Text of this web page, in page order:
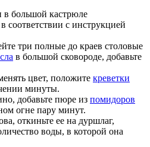
в большой кастрюле
соответствии с инструкцией
три полные до краев столовые
в большой сковороде, добавьте
цвет, положите креветки
минуты.
добавьте пюре из помидоров
огне пару минут.
откиньте ее на дуршлаг,
воды, в которой она